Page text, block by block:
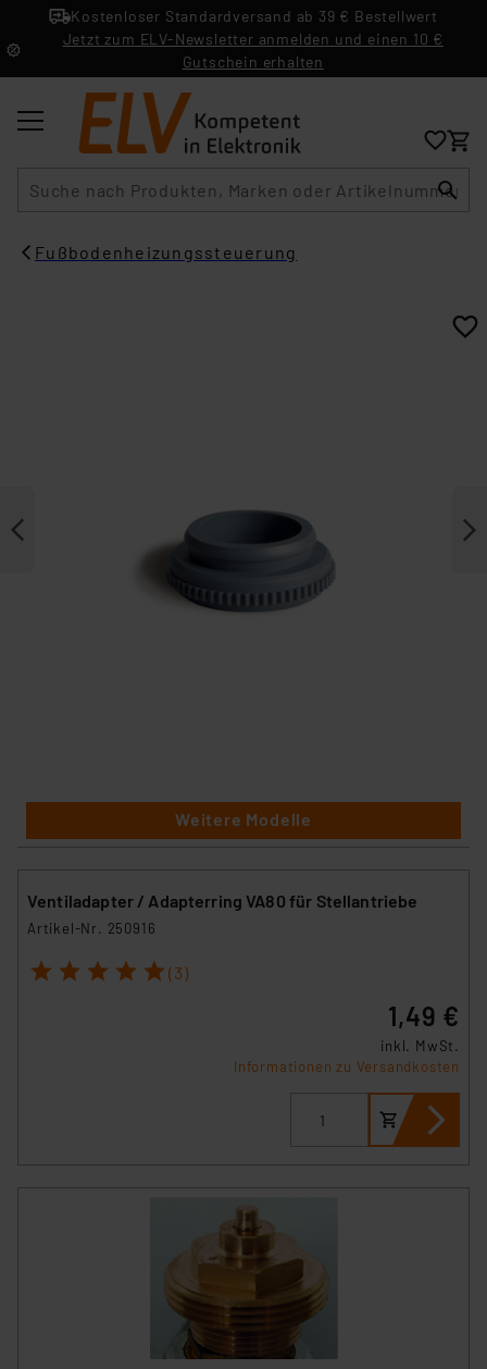
Kostenloser Standardversand ab 39 € Bestellwert
Jetzt zum ELV-Newsletter anmelden und einen 10 €
Gutschein erhalten
Fußbodenheizungssteuerung
Weitere Modelle
Ventiladapter / Adapterring VA80 für Stellantriebe
Artikel-Nr. 250916
1 2 3 4 5 (3)
1,49 €
inkl. MwSt.
Informationen zu Versandkosten